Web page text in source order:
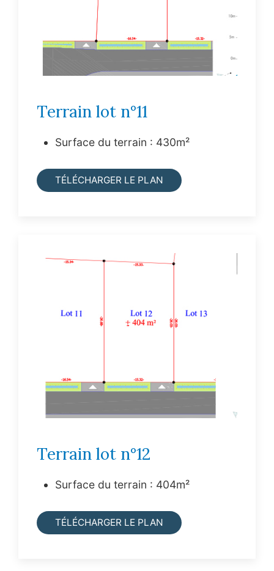
Terrain lot n°11
Surface du terrain : 430m²
TÉLÉCHARGER LE PLAN
Terrain lot n°12
Surface du terrain : 404m²
TÉLÉCHARGER LE PLAN